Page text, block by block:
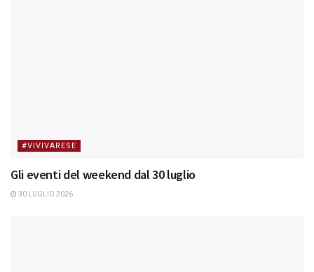
#VIVIVARESE
Gli eventi del weekend dal 30 luglio
30 LUGLIO 2026